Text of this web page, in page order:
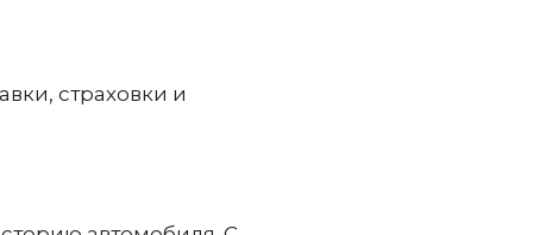
страховки и